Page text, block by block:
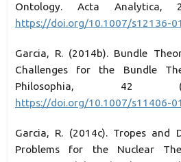
Ontology. Acta Analytica,
https://doi.org/10.1007/s12136-
Garcia, R. (2014b). Bundle
Challenges for the Bundle
Philosophia, 42
https://doi.org/10.1007/s11406-
Garcia, R. (2014c). Tropes and
Problems for the Nuclear